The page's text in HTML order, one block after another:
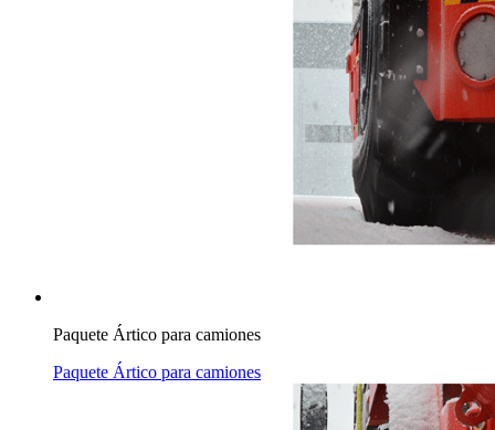
Paquete Ártico para camiones
Paquete Ártico para camiones